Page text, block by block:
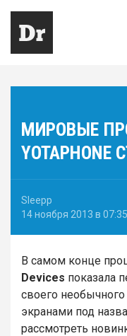
МИРОВЫЕ
Sleepp
14 ноября 2013 в 07:35
В самом конце
Devices показала
своего
экранами под
рассмотреть